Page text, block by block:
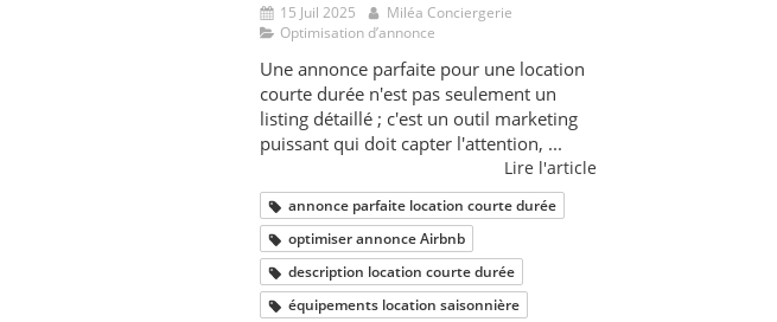
15 Juil 2025
Miléa Conciergerie
Optimisation d’annonce
Une annonce parfaite pour une location
courte durée n'est pas seulement un
listing détaillé ; c'est un outil marketing
puissant qui doit capter l'attention, ...
Lire l'article
annonce parfaite location courte durée
optimiser annonce Airbnb
description location courte durée
équipements location saisonnière